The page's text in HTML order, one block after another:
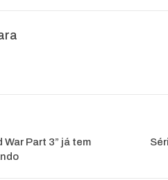
Part 3” já tem